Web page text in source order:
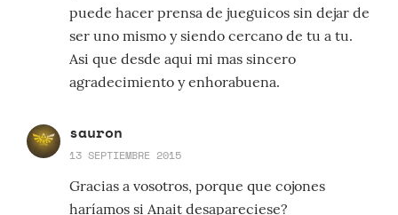
puede hacer prensa de jueguicos sin dejar de
ser uno mismo y siendo cercano de tu a tu.
Asi que desde aqui mi mas sincero
agradecimiento y enhorabuena.
sauron
13 SEPTIEMBRE 2015
Gracias a vosotros, porque que cojones
haríamos si Anait desapareciese?